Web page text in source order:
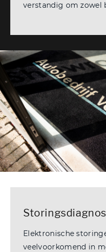
verstandig om zowel
Elektronische
veelvoorkomend in